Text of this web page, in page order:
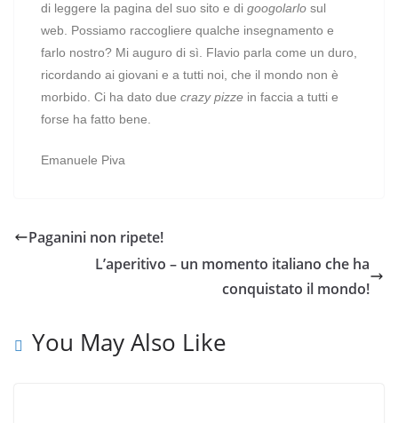
di leggere la pagina del suo sito e di googolarlo sul
web. Possiamo raccogliere qualche insegnamento e
farlo nostro? Mi auguro di sì. Flavio parla come un duro,
ricordando ai giovani e a tutti noi, che il mondo non è
morbido. Ci ha dato due crazy pizze in faccia a tutti e
forse ha fatto bene.
Emanuele Piva
Paganini non ripete!
L’aperitivo – un momento italiano che ha
conquistato il mondo!
You May Also Like